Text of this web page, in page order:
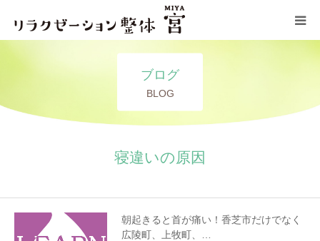
ブログ
BLOG
寝違いの原因
朝起きると首が痛い！香芝市だけでなく
広陵町、上牧町、…
お問い合わせ